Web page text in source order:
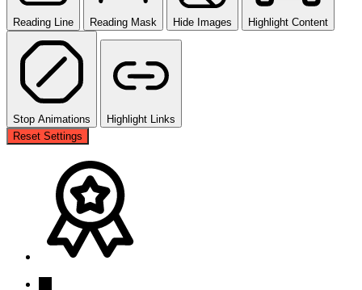
Reading Line Reading Mask Hide Images Highlight Content
Stop Animations
Highlight Links
Reset Settings